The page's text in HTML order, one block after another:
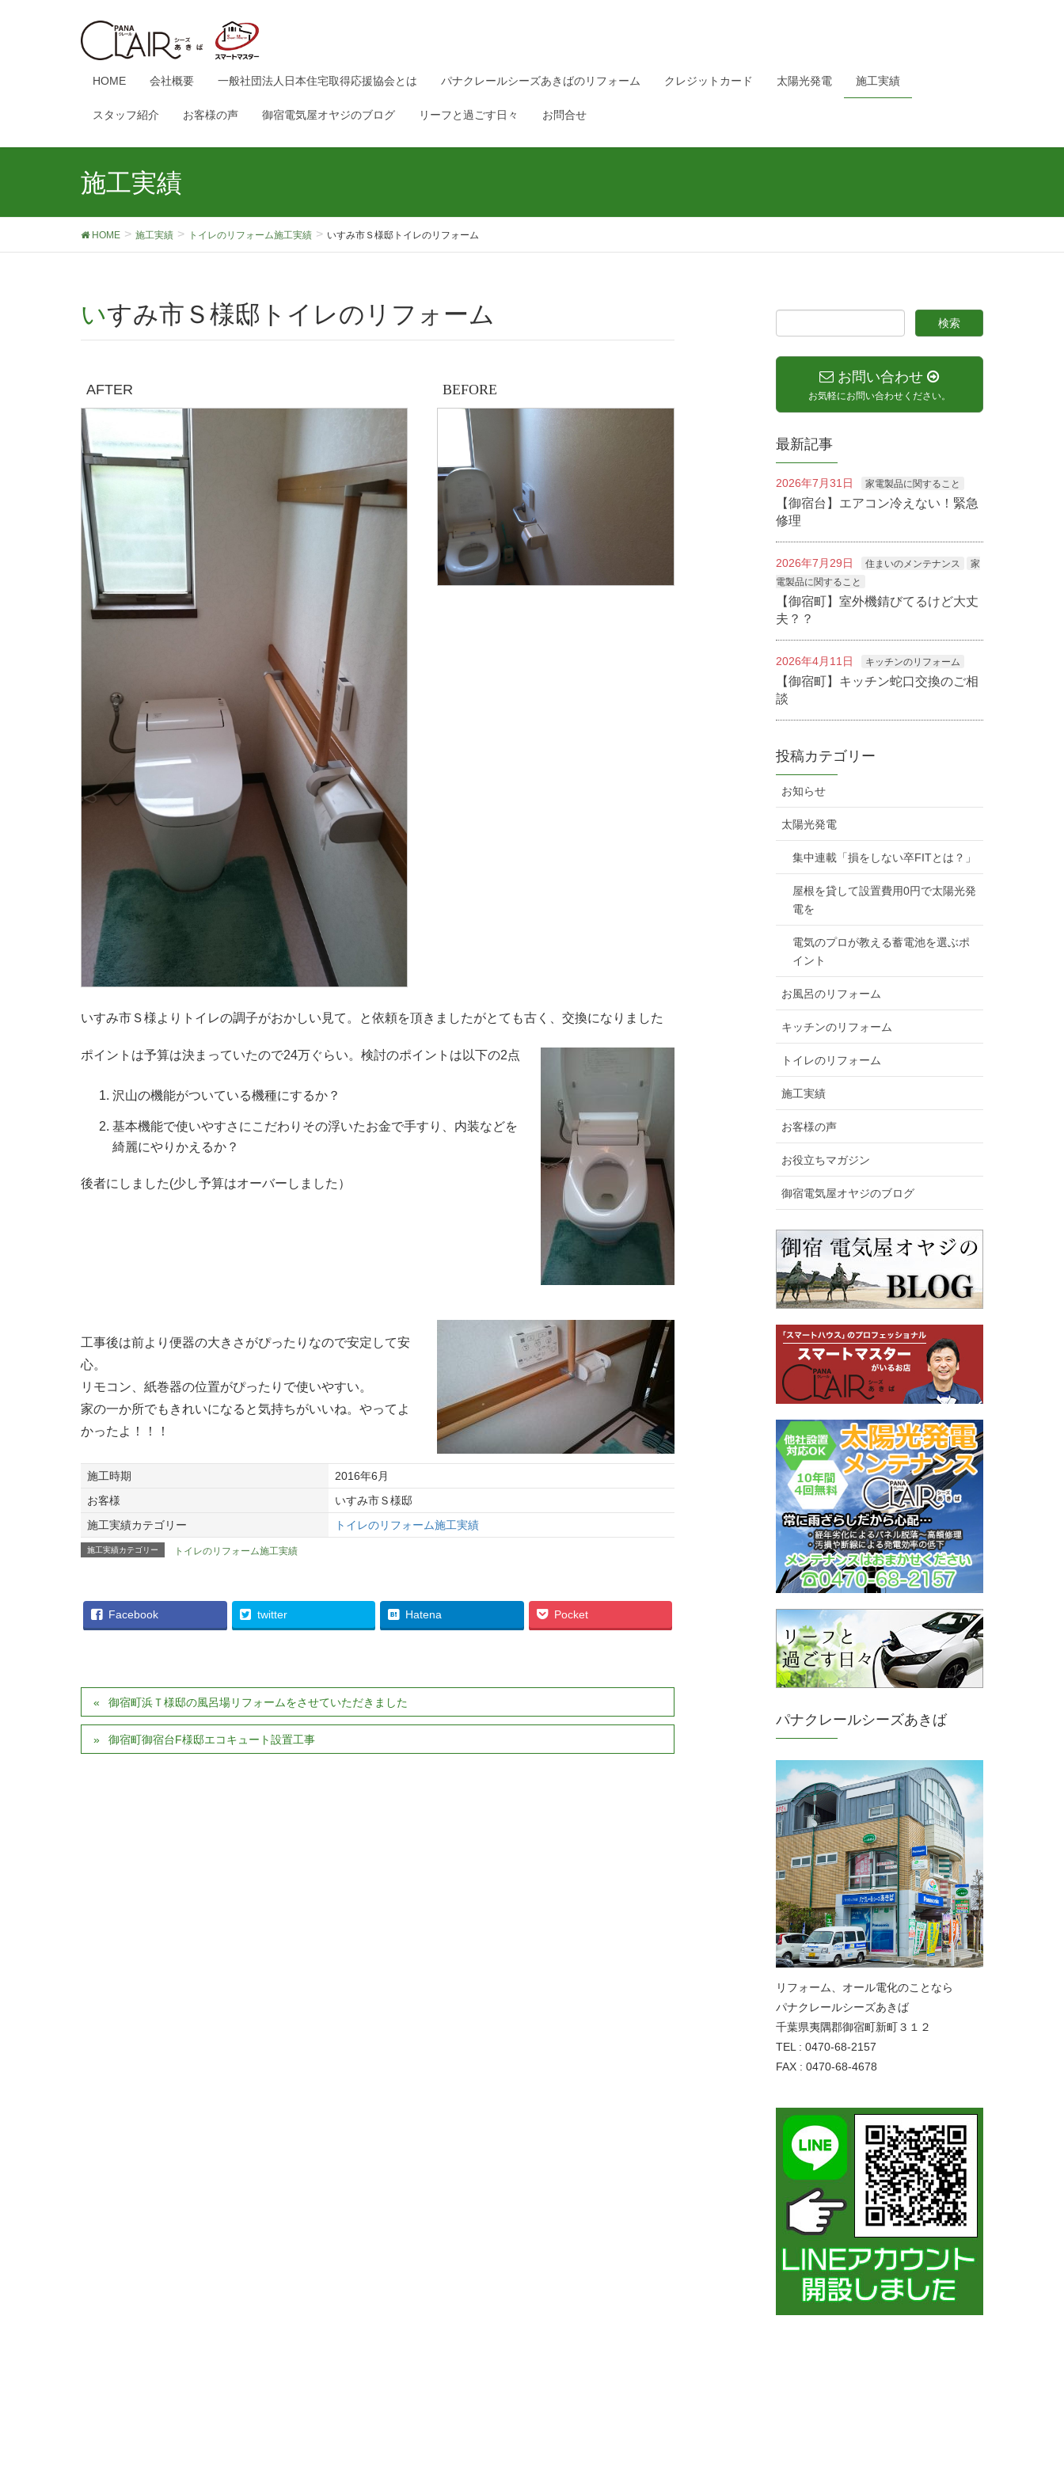
HOME 会社概要 一般社団法人日本住宅取得応援協会とは パナクレールシーズあきばのリフォーム クレジットカード 太陽光発電 施工実績
スタッフ紹介 お客様の声 御宿電気屋オヤジのブログ リーフと過ごす日々 お問合せ
施工実績
HOME 施工実績 トイレのリフォーム施工実績 いすみ市Ｓ様邸トイレのリフォーム
いすみ市Ｓ様邸トイレのリフォーム
BEFORE
AFTER
いすみ市Ｓ様よりトイレの調子がおかしい見て。と依頼を頂きましたがとても古く、交換になりました
ポイントは予算は決まっていたので24万ぐらい。検討のポイントは以下の2点
沢山の機能がついている機種にするか？
基本機能で使いやすさにこだわりその浮いたお金で手すり、内装などを
綺麗にやりかえるか？
後者にしました(少し予算はオーバーしました）
工事後は前より便器の大きさがぴったりなので安定して安
心。
リモコン、紙巻器の位置がぴったりで使いやすい。
家の一か所でもきれいになると気持ちがいいね。やってよ
かったよ！！！
施工時期
2016年6月
お客様
いすみ市Ｓ様邸
施工実績カテゴリー
トイレのリフォーム施工実績
施工実績カテゴリー トイレのリフォーム施工実績
Facebook twitter Hatena Pocket
御宿町浜Ｔ様邸の風呂場リフォームをさせていただきました
御宿町御宿台F様邸エコキュート設置工事
お問い合わせ
お気軽にお問い合わせください。
最新記事
2026年7月31日 家電製品に関すること
【御宿台】エアコン冷えない！緊急
修理
2026年7月29日 住まいのメンテナンス
家
電製品に関すること
【御宿町】室外機錆びてるけど大丈
夫？？
2026年4月11日 キッチンのリフォーム
【御宿町】キッチン蛇口交換のご相
談
投稿カテゴリー
お知らせ
太陽光発電
集中連載「損をしない卒FITとは？」
屋根を貸して設置費用0円で太陽光発
電を
電気のプロが教える蓄電池を選ぶポ
イント
お風呂のリフォーム
キッチンのリフォーム
トイレのリフォーム
施工実績
お客様の声
お役立ちマガジン
御宿電気屋オヤジのブログ
パナクレールシーズあきば
リフォーム、オール電化のことなら
パナクレールシーズあきば
千葉県夷隅郡御宿町新町３１２
TEL : 0470-68-2157
FAX : 0470-68-4678